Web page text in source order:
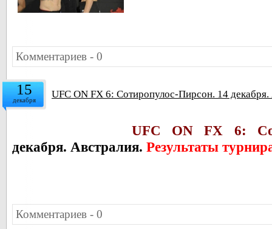
Комментариев - 0
15
декабря UFC ON FX 6: Сотиропулос-Пирсон. 14 декабря.
UFC ON FX 6:
декабря. Австралия. Результаты
Комментариев - 0